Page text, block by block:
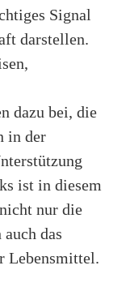
Signal
darstellen.
dazu bei, die
in der
ist in diesem
nur die
das
Lebensmittel.